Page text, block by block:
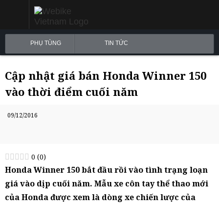
PHỤ TÙNG TIN TỨC
Cập nhật giá bán Honda Winner 150
vào thời điểm cuối năm
09/12/2016
0 (0)
Honda Winner 150 bắt đầu rồi vào tình trạng loạn
giá vào dịp cuối năm. Mẫu xe côn tay thể thao mới
của Honda được xem là dòng xe chiến lược của